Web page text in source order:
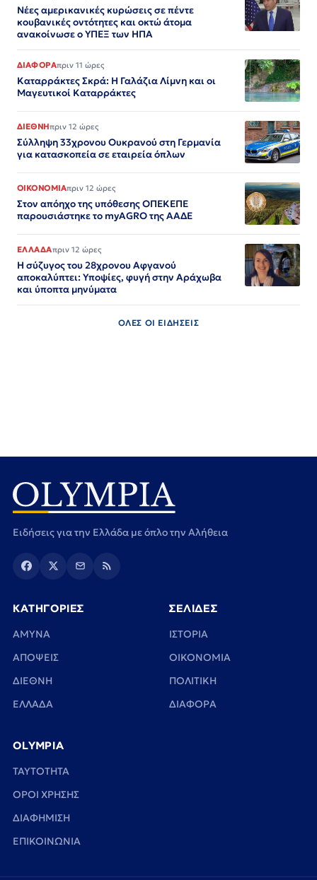
Νέες αμερικανικές κυρώσεις σε πέντε
κουβανικές οντότητες και οκτώ άτομα
ανακοίνωσε ο ΥΠΕΞ των ΗΠΑ
ΔΙΑΦΟΡΑπριν 11 ώρες
Καταρράκτες Σκρά: Η Γαλάζια Λίμνη και οι
Μαγευτικοί Καταρράκτες
ΔΙΕΘΝΗπριν 12 ώρες
Σύλληψη 33χρονου Ουκρανού στη Γερμανία
για κατασκοπεία σε εταιρεία όπλων
ΟΙΚΟΝΟΜΙΑπριν 12 ώρες
Στον απόηχο της υπόθεσης ΟΠΕΚΕΠΕ
παρουσιάστηκε το myAGRO της ΑΑΔΕ
ΕΛΛΑΔΑπριν 12 ώρες
Η σύζυγος του 28χρονου Αφγανού
αποκαλύπτει: Υποψίες, φυγή στην Αράχωβα
και ύποπτα μηνύματα
ΟΛΕΣ ΟΙ ΕΙΔΗΣΕΙΣ
Ειδήσεις για την Ελλάδα με όπλο την Αλήθεια
ΚΑΤΗΓΟΡΙΕΣ
ΑΜΥΝΑ
ΑΠΟΨΕΙΣ
ΔΙΕΘΝΗ
ΕΛΛΑΔΑ
ΣΕΛΙΔΕΣ
ΙΣΤΟΡΙΑ
ΟΙΚΟΝΟΜΙΑ
ΠΟΛΙΤΙΚΗ
ΔΙΑΦΟΡΑ
OLYMPIA
TAYTOTHTA
ΟΡΟΙ ΧΡΗΣΗΣ
ΔΙΑΦΗΜΙΣΗ
ΕΠΙΚΟΙΝΩΝΙΑ